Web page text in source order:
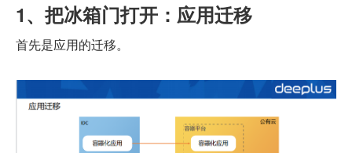
1、把冰箱门打开：应用迁移
首先是应用的迁移。